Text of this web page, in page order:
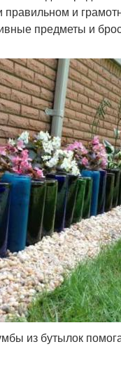
и
предметы и
из бутылок